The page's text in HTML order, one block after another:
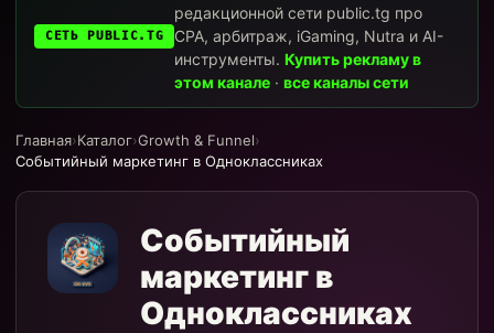
СЕТЬ PUBLIC.TG
редакционной сети public.tg про
CPA, арбитраж, iGaming, Nutra и AI-
инструменты.Купить рекламу в
этом канале ·все каналы сети
Главная›Каталог›Growth & Funnel›
Событийный маркетинг в Одноклассниках
Событийный
маркетинг в
Одноклассниках